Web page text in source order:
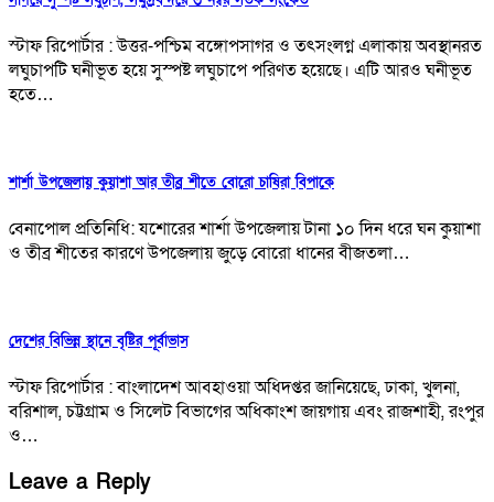
স্টাফ রিপোর্টার : উত্তর-পশ্চিম বঙ্গোপসাগর ও তৎসংলগ্ন এলাকায় অবস্থানরত
লঘুচাপটি ঘনীভূত হয়ে সুস্পষ্ট লঘুচাপে পরিণত হয়েছে। এটি আরও ঘনীভূত
হতে…
শার্শা উপজেলায় কুয়াশা আর তীব্র শীতে বোরো চাষিরা বিপাকে
বেনাপোল প্রতিনিধি: যশোরের শার্শা উপজেলায় টানা ১০ দিন ধরে ঘন কুয়াশা
ও তীব্র শীতের কারণে উপজেলায় জুড়ে বোরো ধানের বীজতলা…
দেশের বিভিন্ন স্থানে বৃষ্টির পূর্বাভাস
স্টাফ রিপোর্টার : বাংলাদেশ আবহাওয়া অধিদপ্তর জানিয়েছে, ঢাকা, খুলনা,
বরিশাল, চট্টগ্রাম ও সিলেট বিভাগের অধিকাংশ জায়গায় এবং রাজশাহী, রংপুর
ও…
Leave a Reply